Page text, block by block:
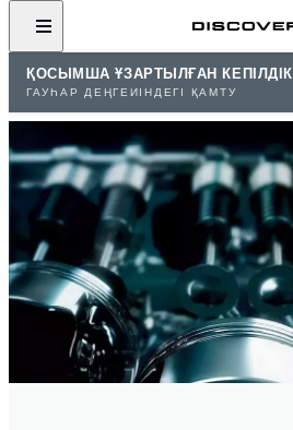
ҚОСЫМША ҰЗАРТЫЛҒАН КЕПІЛДІК
ГАУҺАР ДЕҢГЕЙІНДЕГІ ҚАМТУ